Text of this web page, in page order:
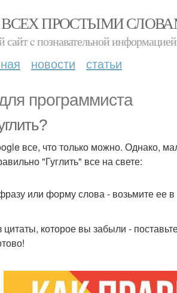
ПРОСТЫМИ
c познавательной
новости статьи
программиста
все, что только можно. Однако,
"Гуглить" все на свете:
или форму слова - возьмите ее в
цитаты, которое вы забыли -